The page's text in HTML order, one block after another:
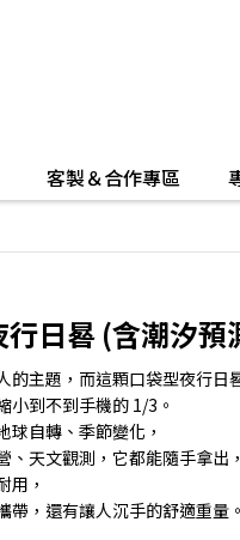
客製＆合作專區
行日晷 (含潮汐預
的主題，而這顆口袋型夜行日
小到不到手機的 1/3。
球自轉、季節變化，
、天文觀測，它都能隨手拿出
用，
帶，還有讓人沉手的舒適重量。